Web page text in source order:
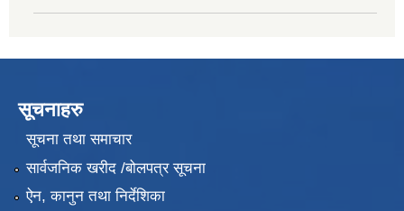
सूचनाहरु
सूचना तथा समाचार
सार्वजनिक खरीद /बोलपत्र सूचना
ऐन, कानुन तथा निर्देशिका